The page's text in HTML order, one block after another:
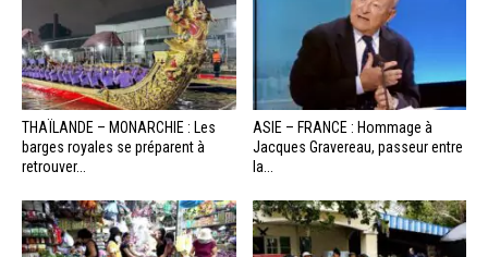
THAÏLANDE – MONARCHIE : Les
barges royales se préparent à
retrouver...
ASIE – FRANCE : Hommage à
Jacques Gravereau, passeur entre
la...